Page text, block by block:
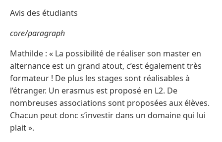
Avis des étudiants
core/paragraph
Mathilde : « La possibilité de réaliser son master en
alternance est un grand atout, c’est également très
formateur ! De plus les stages sont réalisables à
l’étranger. Un erasmus est proposé en L2. De
nombreuses associations sont proposées aux élèves.
Chacun peut donc s’investir dans un domaine qui lui
plait ».